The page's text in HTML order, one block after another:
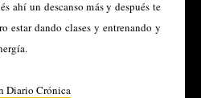
ahí un descanso más y después te
estar dando clases y entrenando y
Diario Crónica